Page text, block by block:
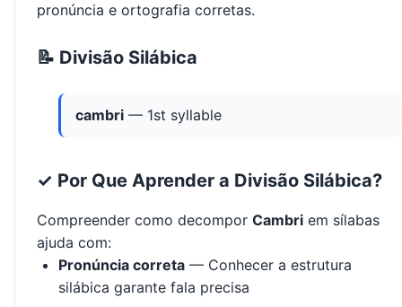
pronúncia e ortografia corretas.
📝 Divisão Silábica
cambri — 1st syllable
✓ Por Que Aprender a Divisão Silábica?
Compreender como decompor Cambri em sílabas
ajuda com:
Pronúncia correta — Conhecer a estrutura
silábica garante fala precisa